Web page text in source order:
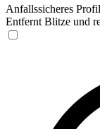
Anfallssicheres Profil
Entfernt Blitze und